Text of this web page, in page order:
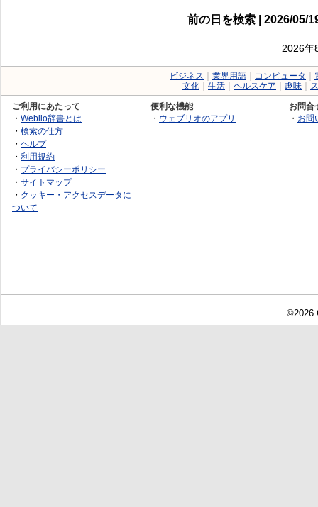
前の日を検索 | 2026/05/
2026年
ビジネス 業界用語 コンピュータ
文化
生活 ヘルスケア 趣味
ご利用にあたって
・ Weblio辞書とは
・ 検索の仕方
・ ヘルプ
・ 利用規約
・ プライバシーポリシー
・ サイトマップ
・ クッキー・アクセスデータに
ついて
便利な機能
・ ウェブリオのアプリ
お問合
・ お問
©2026